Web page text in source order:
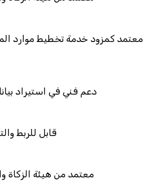
معتمد كمزود خدمة تخطيط
دعم فني في
قابل
معتمد من هيئة